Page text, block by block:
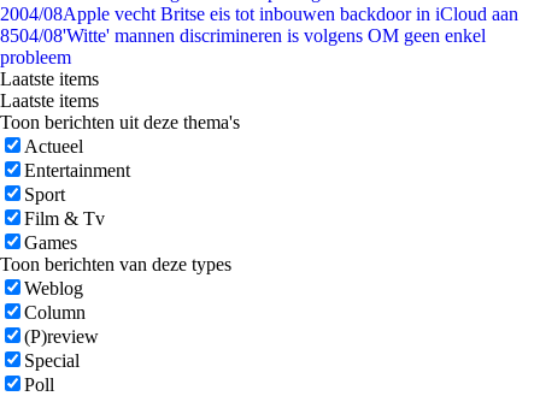
2004/08Apple vecht Britse eis tot inbouwen backdoor in iCloud aan
8504/08'Witte' mannen discrimineren is volgens OM geen enkel
probleem
Laatste items
Laatste items
Toon berichten uit deze thema's
Actueel
Entertainment
Sport
Film & Tv
Games
Toon berichten van deze types
Weblog
Column
(P)review
Special
Poll